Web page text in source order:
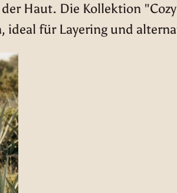
Haut. Die Kollektion
ideal für Layering und